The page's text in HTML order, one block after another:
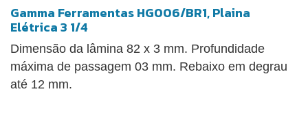
Gamma Ferramentas HG006/BR1, Plaina
Elétrica 3 1/4
Dimensão da lâmina 82 x 3 mm. Profundidade
máxima de passagem 03 mm. Rebaixo em degrau
até 12 mm.